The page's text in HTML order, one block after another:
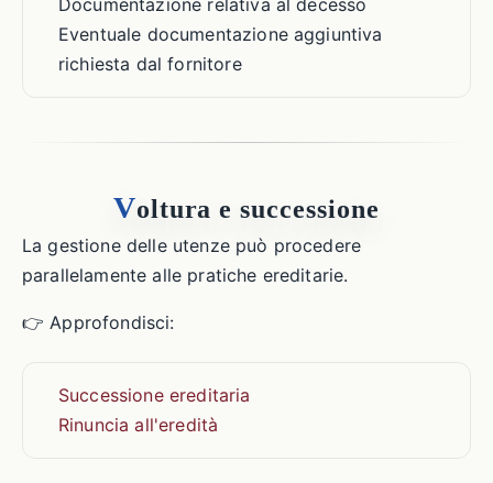
Documentazione relativa al decesso
Eventuale documentazione aggiuntiva
richiesta dal fornitore
Voltura e successione
La gestione delle utenze può procedere
parallelamente alle pratiche ereditarie.
👉 Approfondisci:
Successione ereditaria
Rinuncia all'eredità